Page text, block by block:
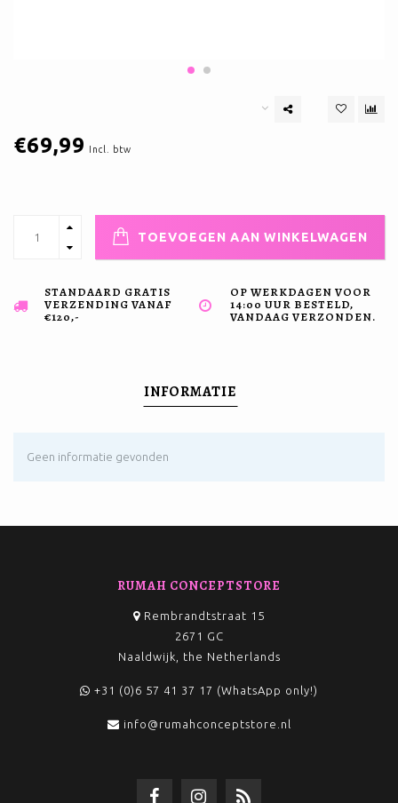
€69,99 Incl. btw
TOEVOEGEN AAN WINKELWAGEN
STANDAARD GRATIS
VERZENDING VANAF
€120,-
OP WERKDAGEN VOOR
14:00 UUR BESTELD,
VANDAAG VERZONDEN.
INFORMATIE
Geen informatie gevonden
RUMAH CONCEPTSTORE
Rembrandtstraat 15
2671 GC
Naaldwijk, the Netherlands
+31 (0)6 57 41 37 17 (WhatsApp only!)
info@rumahconceptstore.nl